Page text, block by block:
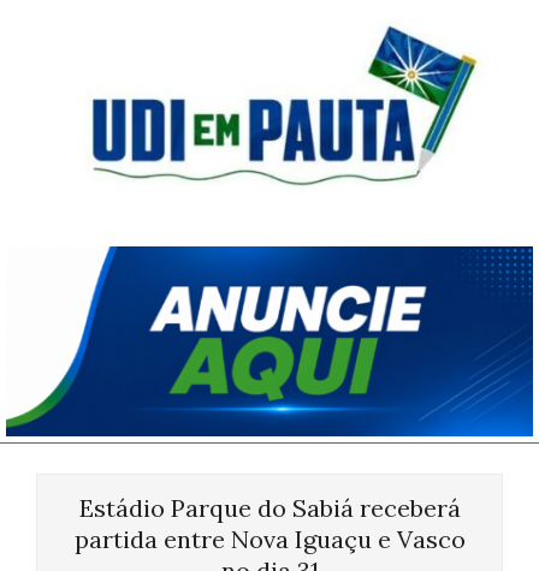
Pauta
Estádio Parque do Sabiá receberá
partida entre Nova Iguaçu e Vasco